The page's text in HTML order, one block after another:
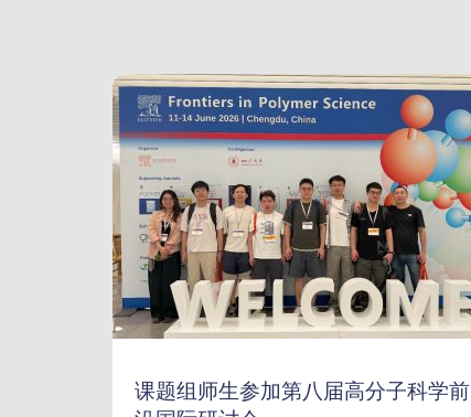
课题组师生参加第八届高分子科学前